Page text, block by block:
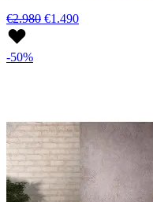
€2.980 €1.490
-50%